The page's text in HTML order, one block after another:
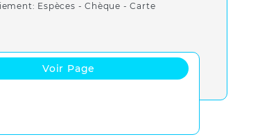
Espèces - Chèque - Carte
Voir Page